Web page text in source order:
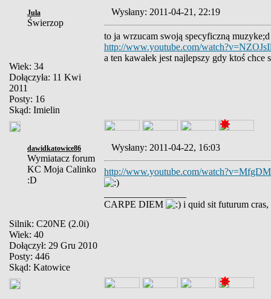
Jula
Świerzop
Wiek: 34
Dołączyła: 11 Kwi
2011
Posty: 16
Skąd: Imielin
Wysłany: 2011-04-21, 22:19
to ja wrzucam swoją specyficzną muzyke;d
http://www.youtube.com/
a ten kawałek jest najlepszy gdy ktoś
dawidkatowice86
Wymiatacz forum
KC Moja Calinko
:D
Silnik: C20NE (2.0i)
Wiek: 40
Dołączył: 29 Gru 2010
Posty: 446
Skąd: Katowice
Wysłany: 2011-04-22, 16:03
http://www.youtube.com/
CARPE DIEM
i quid sit futurum